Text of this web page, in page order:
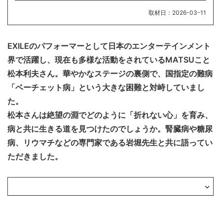
取材日：2026-03-11
EXILEのパフォーマーとして日本のエンターテインメント
界で活躍し、現在も多様な活動をされているMATSUこと
松本利夫さん。華やかなステージの裏側で、国指定の難病
「ベーチェット病」という大きな困難と対峙していまし
た。
松本さんは絶望の淵でどのように「折れない心」を育み、
病と共に生きる道を見つけたのでしょうか。腎臓病や糖尿
病、リウマチなどの専門家である岩堀先生と共に語ってい
ただきました。